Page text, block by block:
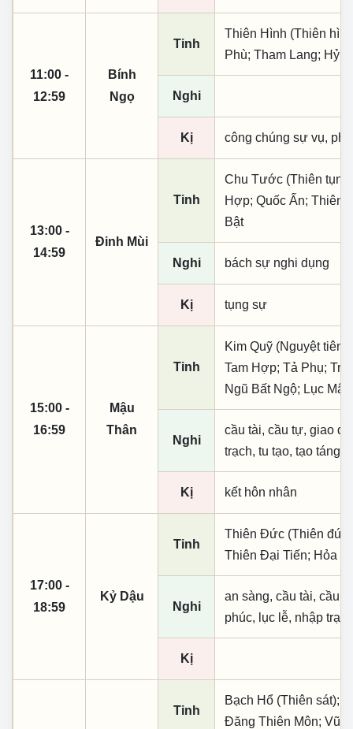
11:00 -
12:59
Bính
Ngọ
Tinh
Thiên Hình (Thiên
Phù; Tham Lang; Hỷ
Nghi
Kị công chúng sự vụ,
13:00 -
14:59
Đinh Mùi
Tinh
Chu Tước (Thiên
Hợp; Quốc Ấn; Thiên
Bật
Nghi bách sự nghi dụng
Kị tụng sự
15:00 -
16:59
Mậu
Thân
Tinh
Kim Quỹ (Nguyệt
Tam Hợp; Tả Phụ;
Ngũ Bất Ngộ; Lục
Nghi
cầu tài, cầu tự, giao
trạch, tu tạo, tạo táng,
Kị kết hôn nhân
17:00 -
18:59
Kỷ Dậu
Tinh
Thiên Đức (Thiên
Thiên Đại Tiến; Hỏa
Nghi
an sàng, cầu tài, cầu
phúc, lục lễ, nhập
Kị
Tinh
Bạch Hổ (Thiên sát);
Đăng Thiên Môn; Vũ